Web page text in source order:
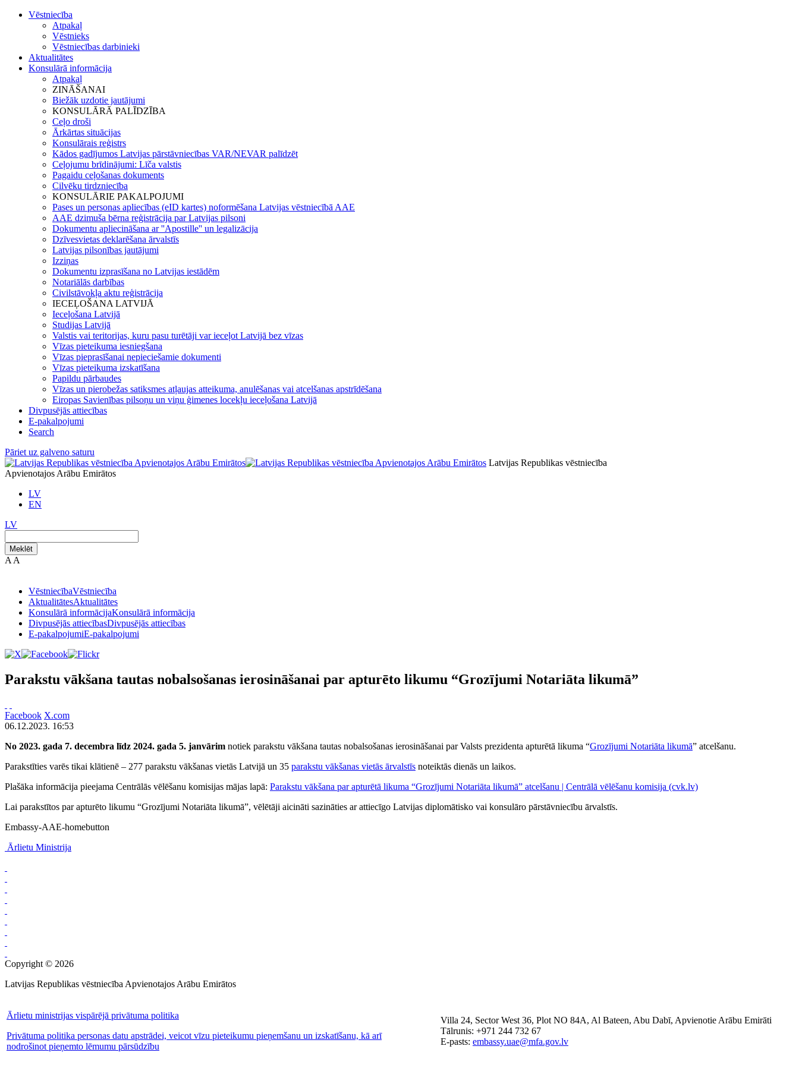
Vēstniecība
Atpakaļ
Vēstnieks
Vēstniecības darbinieki
Aktualitātes
Konsulārā informācija
Atpakaļ
ZINĀŠANAI
Biežāk uzdotie jautājumi
KONSULĀRĀ PALĪDZĪBA
Ceļo droši
Ārkārtas situācijas
Konsulārais reģistrs
Kādos gadījumos Latvijas pārstāvniecības VAR/NEVAR palīdzēt
Ceļojumu brīdinājumi: Līča valstis
Pagaidu ceļošanas dokuments
Cilvēku tirdzniecība
KONSULĀRIE PAKALPOJUMI
Pases un personas apliecības (eID kartes) noformēšana Latvijas vēstniecībā AAE
AAE dzimuša bērna reģistrācija par Latvijas pilsoni
Dokumentu apliecināšana ar ''Apostille'' un legalizācija
Dzīvesvietas deklarēšana ārvalstīs
Latvijas pilsonības jautājumi
Izziņas
Dokumentu izprasīšana no Latvijas iestādēm
Notariālās darbības
Civilstāvokļa aktu reģistrācija
IECEĻOŠANA LATVIJĀ
Ieceļošana Latvijā
Studijas Latvijā
Valstis vai teritorijas, kuru pasu turētāji var ieceļot Latvijā bez vīzas
Vīzas pieteikuma iesniegšana
Vīzas pieprasīšanai nepieciešamie dokumenti
Vīzas pieteikuma izskatīšana
Papildu pārbaudes
Vīzas un pierobežas satiksmes atļaujas atteikuma, anulēšanas vai atcelšanas apstrīdēšana
Eiropas Savienības pilsoņu un viņu ģimenes locekļu ieceļošana Latvijā
Divpusējās attiecības
E-pakalpojumi
Search
Pāriet uz galveno saturu
Latvijas Republikas vēstniecība
Apvienotajos Arābu Emirātos
LV
EN
LV
Meklēt
A A
VēstniecībaVēstniecība
AktualitātesAktualitātes
Konsulārā informācijaKonsulārā informācija
Divpusējās attiecībasDivpusējās attiecības
E-pakalpojumiE-pakalpojumi
Parakstu vākšana tautas nobalsošanas ierosināšanai par apturēto likumu “Grozījumi Notariāta likumā”
Facebook X.com
06.12.2023. 16:53
No 2023. gada 7. decembra līdz 2024. gada 5. janvārim notiek parakstu vākšana tautas nobalsošanas ierosināšanai par Valsts prezidenta apturētā likuma “Grozījumi Notariāta likumā” atcelšanu.
Parakstīties varēs tikai klātienē – 277 parakstu vākšanas vietās Latvijā un 35 parakstu vākšanas vietās ārvalstīs noteiktās dienās un laikos.
Plašāka informācija pieejama Centrālās vēlēšanu komisijas mājas lapā: Parakstu vākšana par apturētā likuma “Grozījumi Notariāta likumā” atcelšanu | Centrālā vēlēšanu komisija (cvk.lv)
Lai parakstītos par apturēto likumu “Grozījumi Notariāta likumā”, vēlētāji aicināti sazināties ar attiecīgo Latvijas diplomātisko vai konsulāro pārstāvniecību ārvalstīs.
Embassy-AAE-homebutton
Ārlietu Ministrija
Copyright © 2026
Latvijas Republikas vēstniecība Apvienotajos Arābu Emirātos
Ārlietu ministrijas vispārējā privātuma politika
Privātuma politika personas datu apstrādei, veicot vīzu pieteikumu pieņemšanu un izskatīšanu, kā arī
nodrošinot pieņemto lēmumu pārsūdzību
Villa 24, Sector West 36, Plot NO 84A, Al Bateen, Abu Dabī, Apvienotie Arābu Emirāti
Tālrunis: +971 244 732 67
E-pasts: embassy.uae@mfa.gov.lv